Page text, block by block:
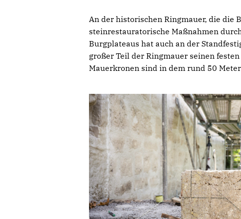
An der historischen Ringmauer, die die
steinrestauratorische Maßnahmen
Burgplateaus hat auch an der
großer Teil der Ringmauer seinen
Mauerkronen sind in dem rund 50